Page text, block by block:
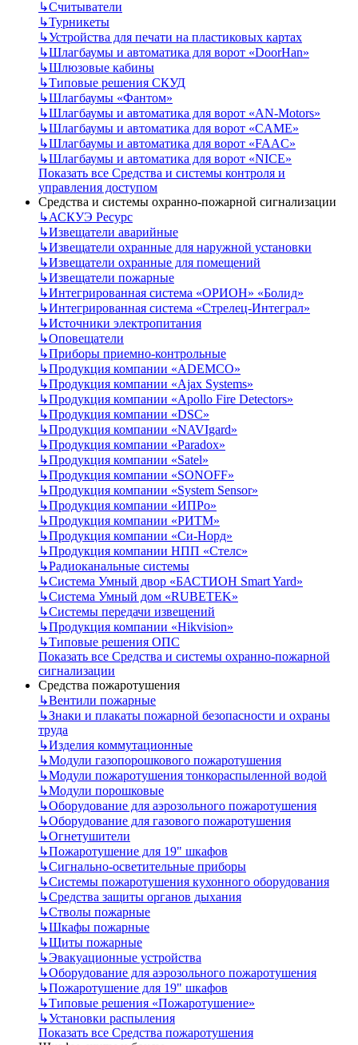
↳Считыватели
↳Турникеты
↳Устройства для печати на пластиковых картах
↳Шлагбаумы и автоматика для ворот «DoorHan»
↳Шлюзовые кабины
↳Типовые решения СКУД
↳Шлагбаумы «Фантом»
↳Шлагбаумы и автоматика для ворот «AN-Motors»
↳Шлагбаумы и автоматика для ворот «CAME»
↳Шлагбаумы и автоматика для ворот «FAAC»
↳Шлагбаумы и автоматика для ворот «NICE»
Показать все Средства и системы контроля и
управления доступом
Средства и системы охранно-пожарной сигнализации
↳АСКУЭ Ресурс
↳Извещатели аварийные
↳Извещатели охранные для наружной установки
↳Извещатели охранные для помещений
↳Извещатели пожарные
↳Интегрированная система «ОРИОН» «Болид»
↳Интегрированная система «Стрелец-Интеграл»
↳Источники электропитания
↳Оповещатели
↳Приборы приемно-контрольные
↳Продукция компании «ADEMCO»
↳Продукция компании «Ajax Systems»
↳Продукция компании «Apollo Fire Detectors»
↳Продукция компании «DSC»
↳Продукция компании «NAVIgard»
↳Продукция компании «Paradox»
↳Продукция компании «Satel»
↳Продукция компании «SONOFF»
↳Продукция компании «System Sensor»
↳Продукция компании «ИПРо»
↳Продукция компании «РИТМ»
↳Продукция компании «Си-Норд»
↳Продукция компании НПП «Стелс»
↳Радиоканальные системы
↳Система Умный двор «БАСТИОН Smart Yard»
↳Система Умный дом «RUBETEK»
↳Системы передачи извещений
↳Продукция компании «Hikvision»
↳Типовые решения ОПС
Показать все Средства и системы охранно-пожарной
сигнализации
Средства пожаротушения
↳Вентили пожарные
↳Знаки и плакаты пожарной безопасности и охраны
труда
↳Изделия коммутационные
↳Модули газопорошкового пожаротушения
↳Модули пожаротушения тонкораспыленной водой
↳Модули порошковые
↳Оборудование для аэрозольного пожаротушения
↳Оборудование для газового пожаротушения
↳Огнетушители
↳Пожаротушение для 19" шкафов
↳Сигнально-осветительные приборы
↳Системы пожаротушения кухонного оборудования
↳Средства защиты органов дыхания
↳Стволы пожарные
↳Шкафы пожарные
↳Щиты пожарные
↳Эвакуационные устройства
↳Оборудование для аэрозольного пожаротушения
↳Пожаротушение для 19" шкафов
↳Типовые решения «Пожаротушение»
↳Установки распыления
Показать все Средства пожаротушения